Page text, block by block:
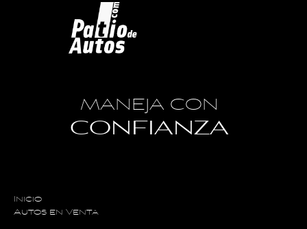
MANEJA CON
CONFIANZA
Inicio
Autos en Venta